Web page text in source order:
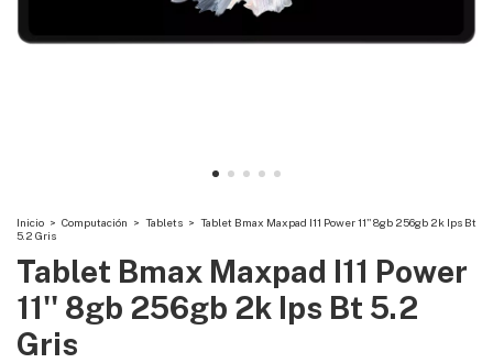
Inicio > Computación > Tablets > Tablet Bmax Maxpad I11 Power 11'' 8gb 256gb 2k Ips Bt
5.2 Gris
Tablet Bmax Maxpad I11 Power
11'' 8gb 256gb 2k Ips Bt 5.2
Gris